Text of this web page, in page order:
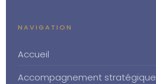
NAVIGATION
Accueil
Accompagnement stratégique